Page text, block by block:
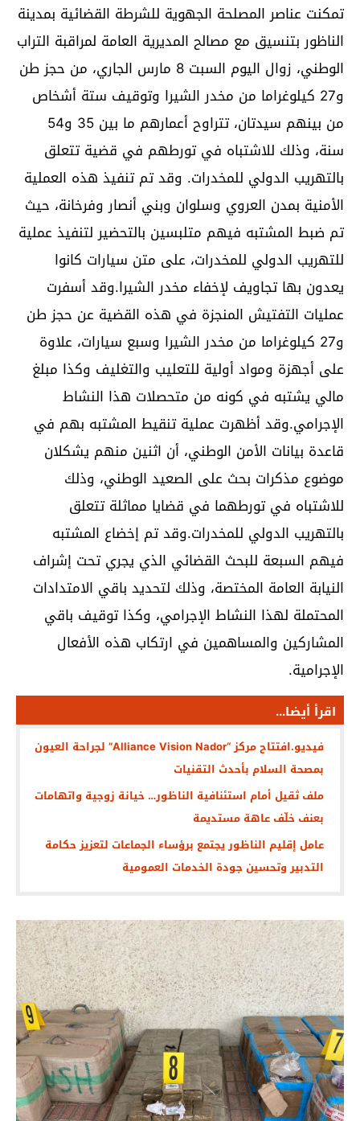
تمكنت عناصر المصلحة الجهوية للشرطة القضائية بمدينة
الناظور بتنسيق مع مصالح المديرية العامة لمراقبة التراب
الوطني، زوال اليوم السبت 8 مارس الجاري، من حجز طن
و27 كيلوغراما من مخدر الشيرا وتوقيف ستة أشخاص
من بينهم سيدتان، تتراوح أعمارهم ما بين 35 و54
سنة، وذلك للاشتباه في تورطهم في قضية تتعلق
بالتهريب الدولي للمخدرات. وقد تم تنفيذ هذه العملية
الأمنية بمدن العروي وسلوان وبني أنصار وفرخانة، حيث
تم ضبط المشتبه فيهم متلبسين بالتحضير لتنفيذ عملية
للتهريب الدولي للمخدرات، على متن سيارات كانوا
يعدون بها تجاويف لإخفاء مخدر الشيرا.وقد أسفرت
عمليات التفتيش المنجزة في هذه القضية عن حجز طن
و27 كيلوغراما من مخدر الشيرا وسبع سيارات، علاوة
على أجهزة ومواد أولية للتعليب والتغليف وكذا مبلغ
مالي يشتبه في كونه من متحصلات هذا النشاط
الإجرامي.وقد أظهرت عملية تنقيط المشتبه بهم في
قاعدة بيانات الأمن الوطني، أن اثنين منهم يشكلان
موضوع مذكرات بحث على الصعيد الوطني، وذلك
للاشتباه في تورطهما في قضايا مماثلة تتعلق
بالتهريب الدولي للمخدرات.وقد تم إخضاع المشتبه
فيهم السبعة للبحث القضائي الذي يجري تحت إشراف
النيابة العامة المختصة، وذلك لتحديد باقي الامتدادات
المحتملة لهذا النشاط الإجرامي، وكذا توقيف باقي
المشاركين والمساهمين في ارتكاب هذه الأفعال
الإجرامية.
اقرأ أيضا...
فيديو.افتتاح مركز “Alliance Vision Nador” لجراحة العيون
بمصحة السلام بأحدث التقنيات
ملف ثقيل أمام استئنافية الناظور… خيانة زوجية واتهامات
بعنف خلّف عاهة مستديمة
عامل إقليم الناظور يجتمع برؤساء الجماعات لتعزيز حكامة
التدبير وتحسين جودة الخدمات العمومية